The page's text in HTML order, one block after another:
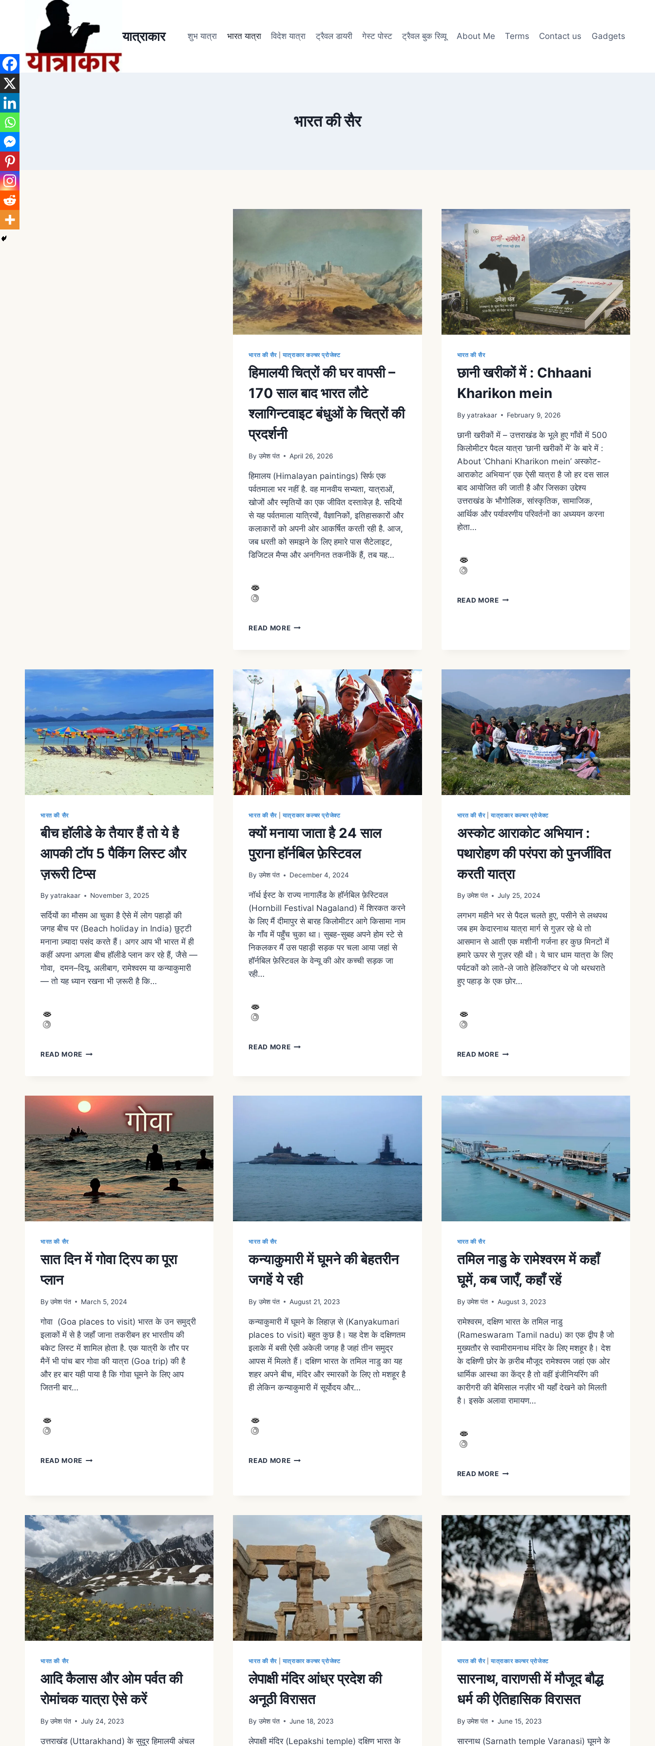
यात्राकार शुभ यात्रा भारत यात्रा विदेश यात्रा ट्रैवल डायरी गेस्ट पोस्ट ट्रैवल बुक रिव्यू About Me Terms Contact us Gadgets
भारत की सैर
भारत की सैर यात्राकार कल्चर प्रोजेक्ट
हिमालयी चित्रों की घर वापसी –
170 साल बाद भारत लौटे
श्लागिन्टवाइट बंधुओं के चित्रों की
प्रदर्शनी
By उमेश पंत April 26, 2026
हिमालय (Himalayan paintings) सिर्फ एक
पर्वतमाला भर नहीं है. वह मानवीय सभ्यता, यात्राओं,
खोजों और स्मृतियों का एक जीवित दस्तावेज़ है. सदियों
से यह पर्वतमाला यात्रियों, वैज्ञानिकों, इतिहासकारों और
कलाकारों को अपनी ओर आकर्षित करती रही है. आज,
जब धरती को समझने के लिए हमारे पास सैटेलाइट,
डिजिटल मैप्स और अनगिनत तकनीकें हैं, तब यह…
READ MORE
भारत की सैर
छानी खरीकों में : Chhaani
Kharikon mein
By yatrakaar February 9, 2026
छानी खरीकों में – उत्तराखंड के भूले हुए गाँवों में 500
किलोमीटर पैदल यात्रा ‘छानी खरीकों में’ के बारे में :
About ‘Chhani Kharikon mein’ अस्कोट-
आराकोट अभियान’ एक ऐसी यात्रा है जो हर दस साल
बाद आयोजित की जाती है और जिसका उद्देश्य
उत्तराखंड के भौगोलिक, सांस्कृतिक, सामाजिक,
आर्थिक और पर्यावरणीय परिवर्तनों का अध्ययन करना
होता…
READ MORE
भारत की सैर
बीच हॉलीडे के तैयार हैं तो ये है
आपकी टॉप 5 पैकिंग लिस्ट और
ज़रूरी टिप्स
By yatrakaar November 3, 2025
सर्दियों का मौसम आ चुका है ऐसे में लोग पहाड़ों की
जगह बीच पर (Beach holiday in India) छुट्टी
मनाना ज़्यादा पसंद करते हैं। अगर आप भी भारत में ही
कहीं अपना अगला बीच हॉलीडे प्लान कर रहे हैं, जैसे —
गोवा, दमन–दियू, अलीबाग, रामेश्वरम या कन्याकुमारी
— तो यह ध्यान रखना भी ज़रूरी है कि…
READ MORE
भारत की सैर यात्राकार कल्चर प्रोजेक्ट
क्यों मनाया जाता है 24 साल
पुराना हॉर्नबिल फ़ेस्टिवल
By उमेश पंत December 4, 2024
नॉर्थ ईस्ट के राज्य नागालैंड के हॉर्नबिल फ़ेस्टिवल
(Hornbill Festival Nagaland) में शिरकत करने
के लिए मैं दीमापुर से बारह किलोमीटर आगे किसामा नाम
के गाँव में पहुँच चुका था। सुबह-सुबह अपने होम स्टे से
निकलकर मैं उस पहाड़ी सड़क पर चला आया जहां से
हॉर्नबिल फ़ेस्टिवल के वेन्यू की ओर कच्ची सड़क जा
रही…
READ MORE
भारत की सैर|यात्राकार कल्चर प्रोजेक्ट
अस्कोट आराकोट अभियान :
पथारोहण की परंपरा को पुनर्जीवित
करती यात्रा
By उमेश पंत July 25, 2024
लगभग महीने भर से पैदल चलते हुए, पसीने से लथपथ
जब हम केदारनाथ यात्रा मार्ग से गुज़र रहे थे तो
आसमान से आती एक मशीनी गर्जना हर कुछ मिनटों में
हमारे ऊपर से गुज़र रही थी। ये चार धाम यात्रा के लिए
पर्यटकों को लाते-ले जाते हेलिकॉप्टर थे जो थरथराते
हुए पहाड़ के एक छोर…
READ MORE
भारत की सैर
सात दिन में गोवा ट्रिप का पूरा
प्लान
By उमेश पंत March 5, 2024
गोवा (Goa places to visit) भारत के उन समुद्री
इलाकों में से है जहाँ जाना तकरीबन हर भारतीय की
बकेट लिस्ट में शामिल होता है. एक यात्री के तौर पर
मैनें भी पांच बार गोवा की यात्रा (Goa trip) की है
और हर बार यही पाया है कि गोवा घूमने के लिए आप
जितनी बार…
READ MORE
भारत की सैर
कन्याकुमारी में घूमने की बेहतरीन
जगहें ये रही
By उमेश पंत August 21, 2023
कन्याकुमारी में घूमने के लिहाज़ से (Kanyakumari
places to visit) बहुत कुछ है। यह देश के दक्षिणतम
इलाके में बसी ऐसी अकेली जगह है जहां तीन समुद्र
आपस में मिलते हैं। दक्षिण भारत के तमिल नाडु का यह
शहर अपने बीच, मंदिर और स्मारकों के लिए तो मशहूर है
ही लेकिन कन्याकुमारी में सूर्योदय और…
READ MORE
भारत की सैर
तमिल नाडु के रामेश्वरम में कहाँ
घूमें, कब जाएँ, कहाँ रहें
By उमेश पंत August 3, 2023
रामेश्वरम, दक्षिण भारत के तमिल नाडु
(Rameswaram Tamil nadu) का एक द्वीप है जो
मुख्यतौर से स्वामीरामनाथ मंदिर के लिए मशहूर है। देश
के दक्षिणी छोर के क़रीब मौजूद रामेश्वरम जहां एक ओर
धार्मिक आस्था का केंद्र है तो वहीं इंजीनियरिंग की
कारीगरी की बेमिसाल नज़ीर भी यहाँ देखने को मिलती
है। इसके अलावा रामायण…
READ MORE
भारत की सैर
आदि कैलास और ओम पर्वत की
रोमांचक यात्रा ऐसे करें
By उमेश पंत July 24, 2023
उत्तराखंड (Uttarakhand) के सुदूर हिमालयी अंचल
भारत की सैर यात्राकार कल्चर प्रोजेक्ट
लेपाक्षी मंदिर आंध्र प्रदेश की
अनूठी विरासत
By उमेश पंत June 18, 2023
लेपाक्षी मंदिर (Lepakshi temple) दक्षिण भारत के
भारत की सैर|यात्राकार कल्चर प्रोजेक्ट
सारनाथ, वाराणसी में मौजूद बौद्ध
धर्म की ऐतिहासिक विरासत
By उमेश पंत June 15, 2023
सारनाथ (Sarnath temple Varanasi) घूमने के